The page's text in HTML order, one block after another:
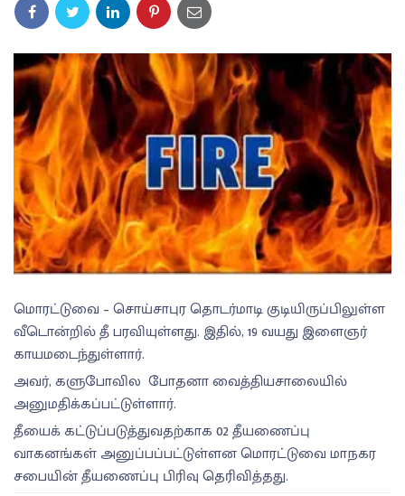
மொரட்டுவை – சொய்சாபுர தொடர்மாடி குடியிருப்பிலுள்ள
வீடொன்றில் தீ பரவியுள்ளது. இதில், 19 வயது இளைஞர்
காயமடைந்துள்ளார்.
அவர், களுபோவில ​ போதனா வைத்தியசாலையில்
அனுமதிக்கப்பட்டுள்ளார்.
தீயைக் கட்டுப்படுத்துவதற்காக 02 தீயணைப்பு
வாகனங்கள் அனுப்பப்பட்டுள்ளன மொரட்டுவை மாநகர
சபையின் தீயணைப்பு பிரிவு தெரிவித்தது.